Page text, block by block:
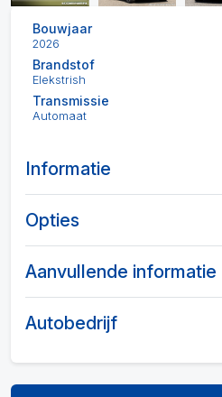
Bouwjaar
2026
Brandstof
Elekstrish
Transmissie
Automaat
Informatie
Opties
Aanvullende informatie
Autobedrijf